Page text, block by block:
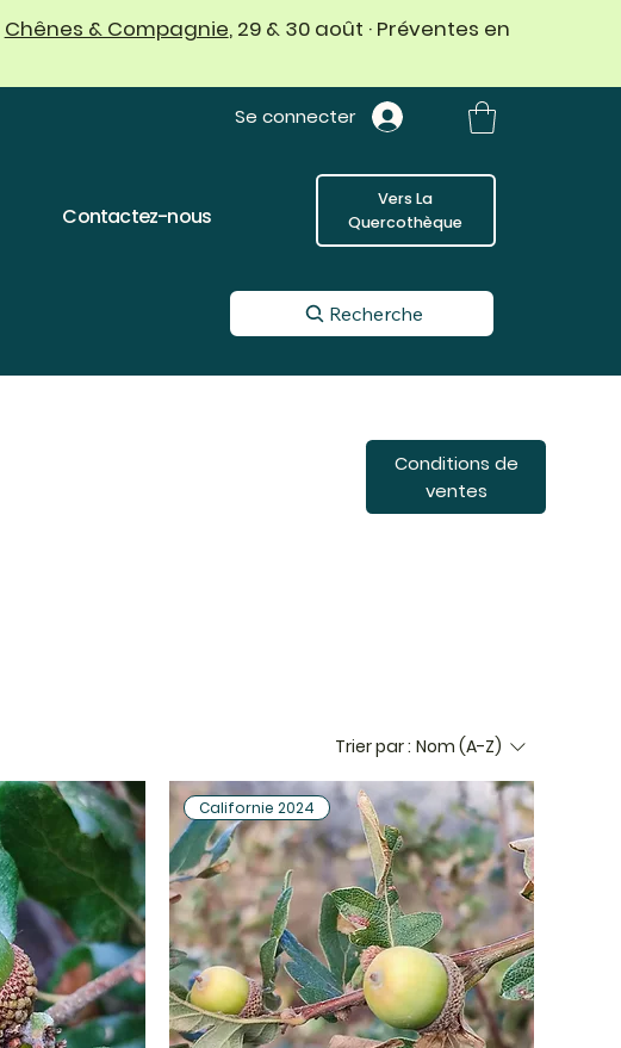
Se connecter
Recherche
Vers La
Quercothèque
Contactez-nous
Chênes & Compagnie, 29 & 30 août · Préventes en
Trier par : Nom (A-Z)
Californie 2024
Conditions de
ventes